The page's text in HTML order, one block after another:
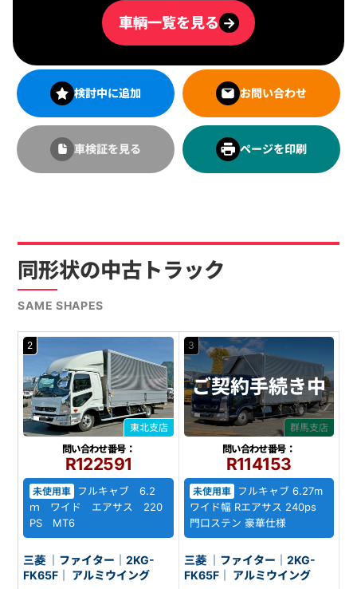
車輌一覧を見る →
検討中に追加 お問い合わせ
車検証を見る ページを印刷
同形状の中古トラック
SAME SHAPES
2
東北支店
問い合わせ番号：
R122591
未使用車
フルキャブ 6.2
ｍ ワイド エアサス 220
PS MT6
三菱 ｜ファイター｜2KG-
FK65F｜ アルミウイング
3
群馬支店
ご契約手続き中
問い合わせ番号：
R114153
未使用車 フルキャブ 6.27m
ワイド幅 Rエアサス 240ps
門口ステン 豪華仕様
三菱 ｜ファイター｜2KG-
FK65F｜ アルミウイング